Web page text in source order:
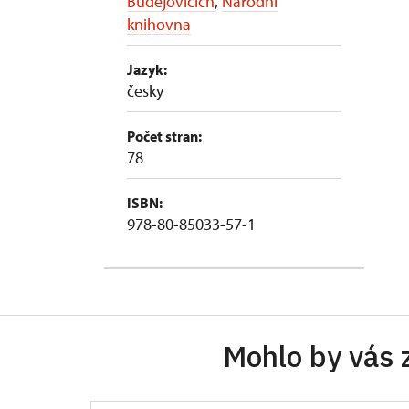
knihovna
Jazyk:
česky
Počet stran:
78
ISBN:
978-80-85033-57-1
Mohlo by vás